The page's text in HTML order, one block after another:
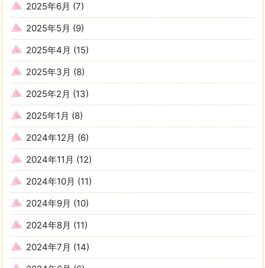
2025年6月 (7)
2025年5月 (9)
2025年4月 (15)
2025年3月 (8)
2025年2月 (13)
2025年1月 (8)
2024年12月 (6)
2024年11月 (12)
2024年10月 (11)
2024年9月 (10)
2024年8月 (11)
2024年7月 (14)